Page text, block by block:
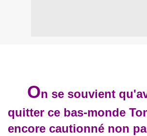
On se souvient
quitter ce bas-monde
encore cautionné non